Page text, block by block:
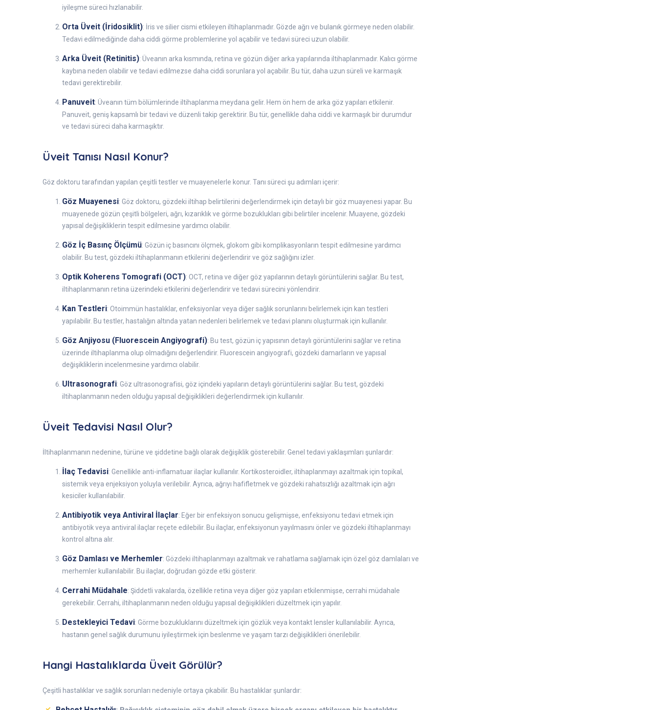
iyileşme süreci hızlanabilir.
Orta Üveit (İridosiklit): İris ve silier cismi etkileyen iltihaplanmadır. Gözde ağrı ve bulanık görmeye neden olabilir.
Tedavi edilmediğinde daha ciddi görme problemlerine yol açabilir ve tedavi süreci uzun olabilir.
Arka Üveit (Retinitis): Üveanın arka kısmında, retina ve gözün diğer arka yapılarında iltihaplanmadır. Kalıcı görme
kaybına neden olabilir ve tedavi edilmezse daha ciddi sorunlara yol açabilir. Bu tür, daha uzun süreli ve karmaşık
tedavi gerektirebilir.
Panuveit: Üveanın tüm bölümlerinde iltihaplanma meydana gelir. Hem ön hem de arka göz yapıları etkilenir.
Panuveit, geniş kapsamlı bir tedavi ve düzenli takip gerektirir. Bu tür, genellikle daha ciddi ve karmaşık bir durumdur
ve tedavi süreci daha karmaşıktır.
Üveit Tanısı Nasıl Konur?
Göz doktoru tarafından yapılan çeşitli testler ve muayenelerle konur. Tanı süreci şu adımları içerir:
Göz Muayenesi: Göz doktoru, gözdeki iltihap belirtilerini değerlendirmek için detaylı bir göz muayenesi yapar. Bu
muayenede gözün çeşitli bölgeleri, ağrı, kızarıklık ve görme bozuklukları gibi belirtiler incelenir. Muayene, gözdeki
yapısal değişikliklerin tespit edilmesine yardımcı olabilir.
Göz İç Basınç Ölçümü: Gözün iç basıncını ölçmek, glokom gibi komplikasyonların tespit edilmesine yardımcı
olabilir. Bu test, gözdeki iltihaplanmanın etkilerini değerlendirir ve göz sağlığını izler.
Optik Koherens Tomografi (OCT): OCT, retina ve diğer göz yapılarının detaylı görüntülerini sağlar. Bu test,
iltihaplanmanın retina üzerindeki etkilerini değerlendirir ve tedavi sürecini yönlendirir.
Kan Testleri: Otoimmün hastalıklar, enfeksiyonlar veya diğer sağlık sorunlarını belirlemek için kan testleri
yapılabilir. Bu testler, hastalığın altında yatan nedenleri belirlemek ve tedavi planını oluşturmak için kullanılır.
Göz Anjiyosu (Fluorescein Angiyografi): Bu test, gözün iç yapısının detaylı görüntülerini sağlar ve retina
üzerinde iltihaplanma olup olmadığını değerlendirir. Fluorescein angiyografi, gözdeki damarların ve yapısal
değişikliklerin incelenmesine yardımcı olabilir.
Ultrasonografi: Göz ultrasonografisi, göz içindeki yapıların detaylı görüntülerini sağlar. Bu test, gözdeki
iltihaplanmanın neden olduğu yapısal değişiklikleri değerlendirmek için kullanılır.
Üveit Tedavisi Nasıl Olur?
İltihaplanmanın nedenine, türüne ve şiddetine bağlı olarak değişiklik gösterebilir. Genel tedavi yaklaşımları şunlardır:
İlaç Tedavisi: Genellikle anti-inflamatuar ilaçlar kullanılır. Kortikosteroidler, iltihaplanmayı azaltmak için topikal,
sistemik veya enjeksiyon yoluyla verilebilir. Ayrıca, ağrıyı hafifletmek ve gözdeki rahatsızlığı azaltmak için ağrı
kesiciler kullanılabilir.
Antibiyotik veya Antiviral İlaçlar: Eğer bir enfeksiyon sonucu gelişmişse, enfeksiyonu tedavi etmek için
antibiyotik veya antiviral ilaçlar reçete edilebilir. Bu ilaçlar, enfeksiyonun yayılmasını önler ve gözdeki iltihaplanmayı
kontrol altına alır.
Göz Damlası ve Merhemler: Gözdeki iltihaplanmayı azaltmak ve rahatlama sağlamak için özel göz damlaları ve
merhemler kullanılabilir. Bu ilaçlar, doğrudan gözde etki gösterir.
Cerrahi Müdahale: Şiddetli vakalarda, özellikle retina veya diğer göz yapıları etkilenmişse, cerrahi müdahale
gerekebilir. Cerrahi, iltihaplanmanın neden olduğu yapısal değişiklikleri düzeltmek için yapılır.
Destekleyici Tedavi: Görme bozukluklarını düzeltmek için gözlük veya kontakt lensler kullanılabilir. Ayrıca,
hastanın genel sağlık durumunu iyileştirmek için beslenme ve yaşam tarzı değişiklikleri önerilebilir.
Hangi Hastalıklarda Üveit Görülür?
Çeşitli hastalıklar ve sağlık sorunları nedeniyle ortaya çıkabilir. Bu hastalıklar şunlardır: